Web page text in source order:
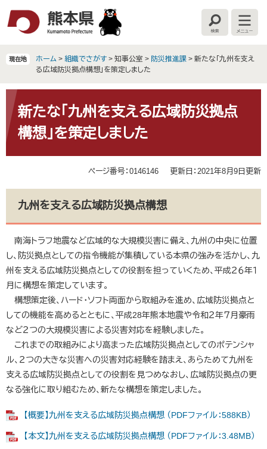
文
へ
検
索
メ
ニ
ー
現在地 ホーム > 組織でさがす > 知事公室 > 防災推進課 > 新たな「九州を支え
る広域防災拠点構想」を策定しました
文 新たな「九州を支える広域防災拠点
構想」を策定しました
ページ番号：0146146 更新日：2021年8月9日更新
九州を支える広域防災拠点構想
南海トラフ地震など広域的な大規模災害に備え、九州の中央に位置
し、防災拠点としての指令機能が集積している本県の強みを活かし、九
州を支える広域防災拠点としての役割を担っていくため、平成２６年１
月に構想を策定しています。
構想策定後、ハード・ソフト両面から取組みを進め、広域防災拠点と
しての機能を高めるとともに、平成28年熊本地震や令和２年７月豪雨
など２つの大規模災害による災害対応を経験しました。
これまでの取組みにより高まった広域防災拠点としてのポテンシャ
ル、２つの大きな災害への災害対応経験を踏まえ、あらためて九州を
支える広域防災拠点としての役割を見つめなおし、広域防災拠点の更
なる強化に取り組むため、新たな構想を策定しました。
【概要】九州を支える広域防災拠点構想 （PDFファイル：588KB）
【本文】九州を支える広域防災拠点構想 （PDFファイル：3.48MB）